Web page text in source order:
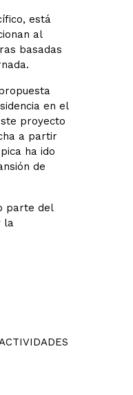
está
al
basadas
en el
proyecto
a partir
ha ido
de
parte del
la